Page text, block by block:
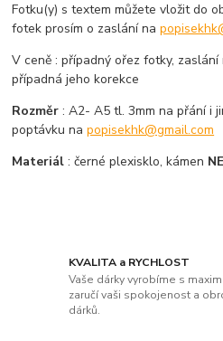
KVALITA a RYCHLOST
Vaše dárky vyrobíme s
zaručí vaši spokojenost a
dárků.
Fotku(y) s textem můžete vložit do
fotek prosím o zaslání na
V ceně : případný ořez fotky,
případná jeho korekce
Rozměr: A2- A5 tl. 3mm na přání i
poptávku napopisekhk@gmail.com
Materiál: černé plexisklo, kámen